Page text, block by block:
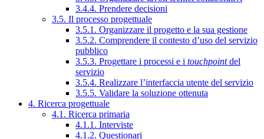
3.4.4. Prendere decisioni
3.5. Il processo progettuale
3.5.1. Organizzare il progetto e la sua gestione
3.5.2. Comprendere il contesto d’uso del servizio
pubblico
3.5.3. Progettare i processi e i touchpointdel
servizio
3.5.4. Realizzare l’interfaccia utente del servizio
3.5.5. Validare la soluzione ottenuta
4. Ricerca progettuale
4.1. Ricerca primaria
4.1.1. Interviste
4.1.2. Questionari